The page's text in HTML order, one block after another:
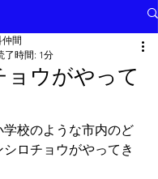
ウがやって
間
了時間: 1分
校のような市内のど
ロチョウがやってき